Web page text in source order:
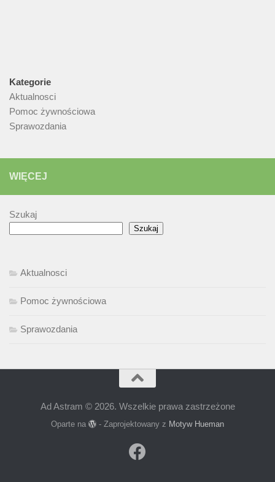
Kategorie
Aktualnosci
Pomoc żywnościowa
Sprawozdania
WIĘCEJ
Szukaj
Szukaj
Aktualnosci
Pomoc żywnościowa
Sprawozdania
Ad Astram © 2026. Wszelkie prawa zastrzeżone
Oparte na - Zaprojektowany z Motyw Hueman